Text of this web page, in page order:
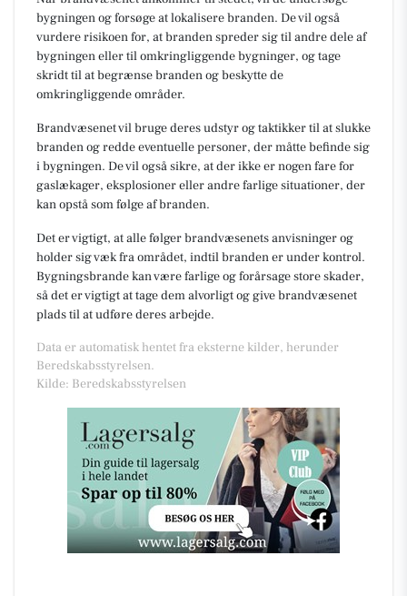
bygningen og forsøge at lokalisere branden. De vil også
vurdere risikoen for, at branden spreder sig til andre dele af
bygningen eller til omkringliggende bygninger, og tage
skridt til at begrænse branden og beskytte de
omkringliggende områder.
Brandvæsenet vil bruge deres udstyr og taktikker til at slukke
branden og redde eventuelle personer, der måtte befinde sig
i bygningen. De vil også sikre, at der ikke er nogen fare for
gaslækager, eksplosioner eller andre farlige situationer, der
kan opstå som følge af branden.
Det er vigtigt, at alle følger brandvæsenets anvisninger og
holder sig væk fra området, indtil branden er under kontrol.
Bygningsbrande kan være farlige og forårsage store skader,
så det er vigtigt at tage dem alvorligt og give brandvæsenet
plads til at udføre deres arbejde.
Data er automatisk hentet fra eksterne kilder, herunder
Beredskabsstyrelsen.
Kilde: Beredskabsstyrelsen